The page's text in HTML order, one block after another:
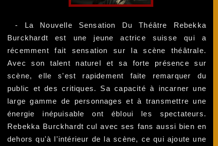
- La Nouvelle Sensation Du Théâtre Rebekka
Burckhardt est une jeune actrice suisse qui a
récemment fait sensation sur la scène théâtrale.
Avec son talent naturel et sa forte présence sur
scène, elle s'est rapidement faite remarquer du
public et des critiques. Sa capacité à incarner une
large gamme de personnages et à transmettre une
énergie inépuisable ont ébloui les spectateurs.
Rebekka Burckhardt cul avec ses fans aussi bien en
dehors qu'à l'intérieur de la scène, ce qui ajoute une